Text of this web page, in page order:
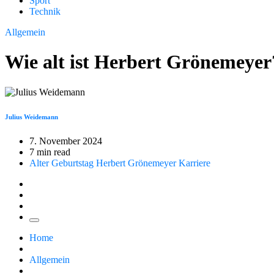
Technik
Allgemein
Wie alt ist Herbert
Julius Weidemann
7. November 2024
7 min read
Alter Geburtstag Herbert Grönemeyer Karriere
Home
Allgemein